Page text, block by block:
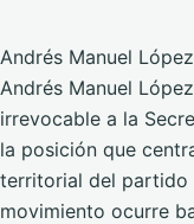
Andrés Manuel
Andrés Manuel
irrevocable a la
la posición que
territorial del partido
movimiento ocurre